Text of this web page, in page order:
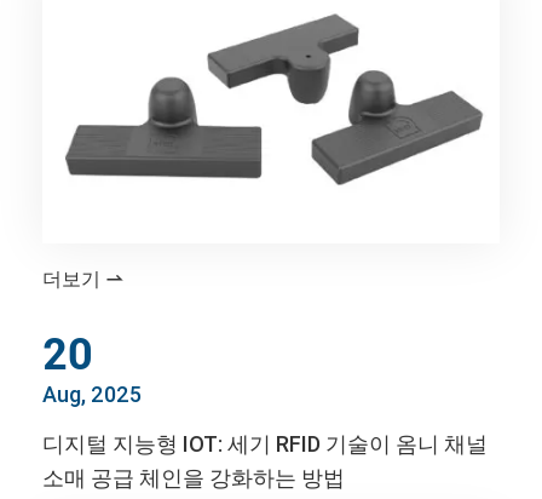
더보기 
20
Aug, 2025
디지털 지능형 IOT: 세기 RFID 기술이 옴니 채널
소매 공급 체인을 강화하는 방법